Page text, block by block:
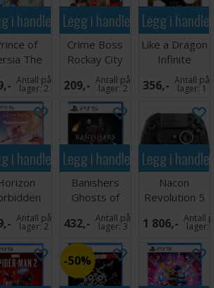
i handlekurven
of
The
Crown
PS5
Antall på
lager:2
Legg i handlekurven
Crime Boss
Rockay City
PS5
209,- Antall på
lager:2
Legg i
Like a Dragon
Infinite
Wealth PS5
356,- Antall på
lager:1
i handlekurven
West
Ed
PS5
Antall på
lager:2
Legg i handlekurven
Banishers
Ghosts of
New Eden
PS5
432,- Antall på
lager:3
Legg i
Nacon
Revolution 5
Pro Controller
Black
1 806,- Antall
lager:
50%